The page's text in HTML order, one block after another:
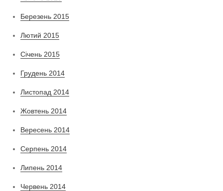
Березень 2015
Лютий 2015
Січень 2015
Грудень 2014
Листопад 2014
Жовтень 2014
Вересень 2014
Серпень 2014
Липень 2014
Червень 2014